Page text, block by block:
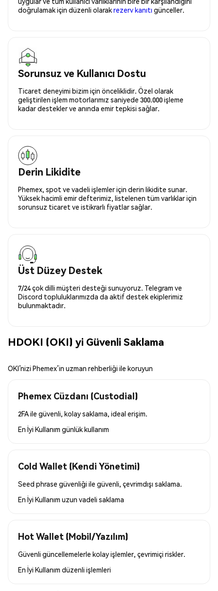
doğrulamak için düzenli olarakrezerv kanıtı günceller.
Sorunsuz ve Kullanıcı Dostu
Ticaret deneyimi bizim için önceliklidir. Özel olarak
geliştirilen işlem motorlarımız saniyede 300.000 işleme
kadar destekler ve anında emir tepkisi sağlar.
Derin Likidite
Phemex, spot ve vadeli işlemler için derin likidite sunar.
Yüksek hacimli emir defterimiz, listelenen tüm varlıklar için
sorunsuz ticaret ve istikrarlı fiyatlar sağlar.
Üst Düzey Destek
7/24 çok dilli müşteri desteği sunuyoruz. Telegram ve
Discord topluluklarımızda da aktif destek ekiplerimiz
bulunmaktadır.
HDOKI (OKI) yi Güvenli Saklama
OKI’nizi Phemex’in uzman rehberliği ile koruyun
Phemex Cüzdanı (Custodial)
2FA ile güvenli, kolay saklama, ideal erişim.
En İyi Kullanım günlük kullanım
Cold Wallet (Kendi Yönetimi)
Seed phrase güvenliği ile güvenli, çevrimdışı saklama.
En İyi Kullanım uzun vadeli saklama
Hot Wallet (Mobil/Yazılım)
Güvenli güncellemelerle kolay işlemler, çevrimiçi riskler.
En İyi Kullanım düzenli işlemleri